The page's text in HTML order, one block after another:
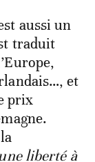
aussi un
traduit
et
prix
liberté à